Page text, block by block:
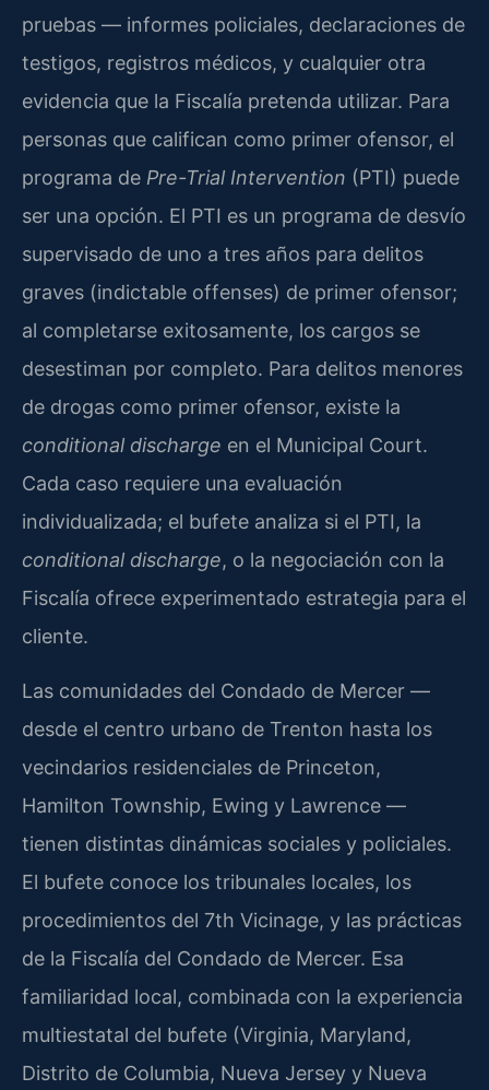
pruebas — informes policiales, declaraciones de
testigos, registros médicos, y cualquier otra
evidencia que la Fiscalía pretenda utilizar. Para
personas que califican como primer ofensor, el
programa de Pre-Trial Intervention (PTI) puede
ser una opción. El PTI es un programa de desvío
supervisado de uno a tres años para delitos
graves (indictable offenses) de primer ofensor;
al completarse exitosamente, los cargos se
desestiman por completo. Para delitos menores
de drogas como primer ofensor, existe la
conditional discharge en el Municipal Court.
Cada caso requiere una evaluación
individualizada; el bufete analiza si el PTI, la
conditional discharge, o la negociación con la
Fiscalía ofrece experimentado estrategia para el
cliente.
Las comunidades del Condado de Mercer —
desde el centro urbano de Trenton hasta los
vecindarios residenciales de Princeton,
Hamilton Township, Ewing y Lawrence —
tienen distintas dinámicas sociales y policiales.
El bufete conoce los tribunales locales, los
procedimientos del 7th Vicinage, y las prácticas
de la Fiscalía del Condado de Mercer. Esa
familiaridad local, combinada con la experiencia
multiestatal del bufete (Virginia, Maryland,
Distrito de Columbia, Nueva Jersey y Nueva